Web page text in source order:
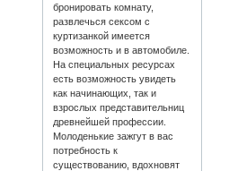
бронировать комнату,
развлечься сексом с
куртизанкой имеется
возможность и в автомобиле.
На специальных ресурсах
есть возможность увидеть
как начинающих, так и
взрослых представительниц
древнейшей профессии.
Молоденькие зажгут в вас
потребность к
существованию, вдохновят